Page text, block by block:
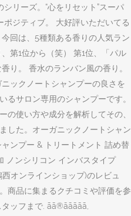
リーズ。“心をリセット”スーパ
ポジティブ。 大好評いただいてる
回は、5種類ある香りの人気ラン
第1位から（笑） 第1位、「パル
り。 香水のランバン風の香り。
ックノートシャンプーの良さを
るサロン専用のシャンプーです。
の使い方や成分を解析してその、
した。オーガニックノートシャン
ンプー & トリートメント 詰め替
ノンシリコン インバスタイプ
オンラインショップ)のレビュ
商品に集まるクチコミや評価を参
. ãã®ããããã,